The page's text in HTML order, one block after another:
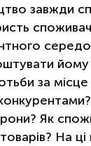
завжди
йому
за
Як
На ці